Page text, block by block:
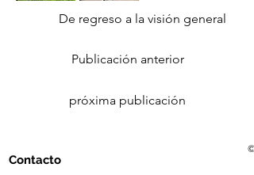
De regreso a la visión general
Publicación anterior
próxima publicación
Contacto